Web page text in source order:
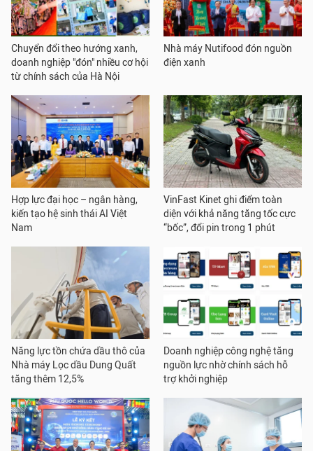
Chuyển đổi theo hướng xanh,
doanh nghiệp "đón" nhiều cơ hội
từ chính sách của Hà Nội
Nhà máy Nutifood đón nguồn
điện xanh
Hợp lực đại học – ngân hàng,
kiến tạo hệ sinh thái AI Việt
Nam
VinFast Kinet ghi điểm toàn
diện với khả năng tăng tốc cực
“bốc”, đổi pin trong 1 phút
Năng lực tồn chứa dầu thô của
Nhà máy Lọc dầu Dung Quất
tăng thêm 12,5%
Doanh nghiệp công nghệ tăng
nguồn lực nhờ chính sách hỗ
trợ khởi nghiệp